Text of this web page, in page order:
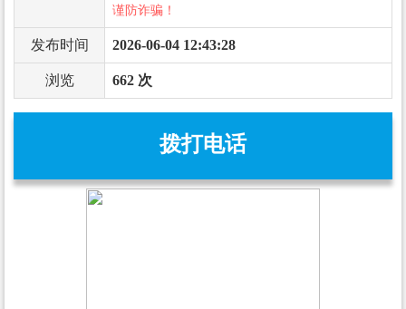
谨防诈骗！
发布时间 2026-06-04 12:43:28
浏览 662 次
拨打电话